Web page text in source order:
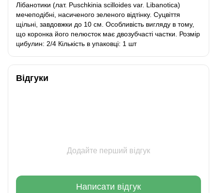
Лібанотики (лат. Puschkinia scilloides var. Libanotica)
мечеподібні, насиченого зеленого відтінку. Суцвіття
щільні, завдовжки до 10 см. Особливість вигляду в тому,
що коронка його пелюсток має двозубчасті частки. Розмір
цибулин: 2/4 Кількість в упаковці: 1 шт
Відгуки
Додайте перший відгук
Написати відгук